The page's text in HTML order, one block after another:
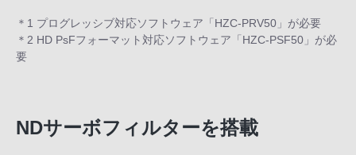
＊1 プログレッシブ対応ソフトウェア「HZC-PRV50」が必要
＊2 HD PsFフォーマット対応ソフトウェア「HZC-PSF50」が必
要
NDサーボフィルターを搭載